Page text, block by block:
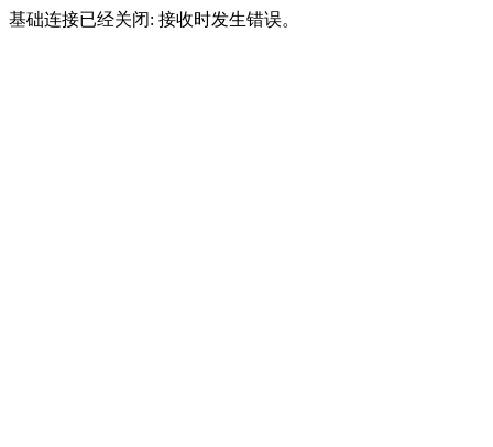
基础连接已经关闭: 接收时发生错误。